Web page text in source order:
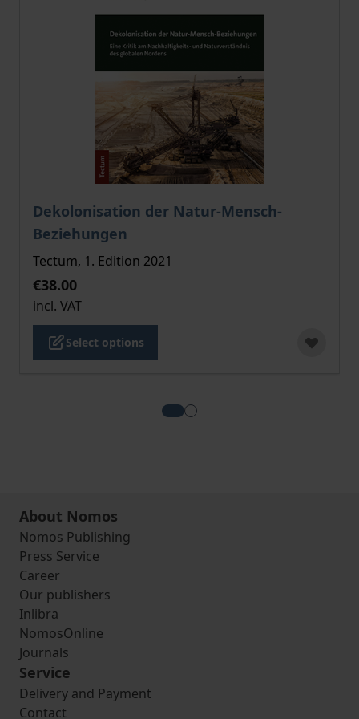
Dekolonisation der Natur-Mensch-
Beziehungen
The price depends on the options chosen on the
Tectum, 1. Edition 2021
€38.00
incl. VAT
Select options
View more about
View more about Zur
About Nomos
Nomos Publishing
Press Service
Career
Our publishers
Inlibra
NomosOnline
Journals
Service
Delivery and Payment
Contact